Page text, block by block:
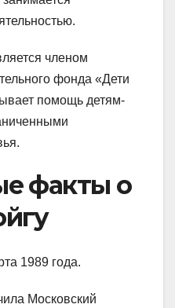
членом
фонда «Дети
помощь детям-
факты о
1989 года.
Московский